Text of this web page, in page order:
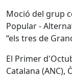
Moció del grup
Popular -
“els tres de
El Primer
Catalana